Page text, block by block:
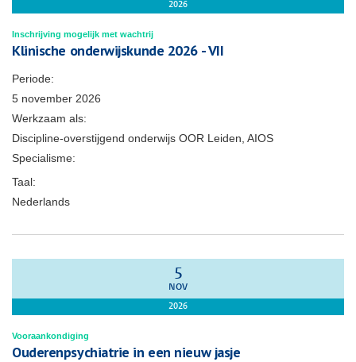
2026
Inschrijving mogelijk met wachtrij
Klinische onderwijskunde 2026 - VII
Periode:
5 november 2026
Werkzaam als:
Discipline-overstijgend onderwijs OOR Leiden, AIOS
Specialisme:
Taal:
Nederlands
5
NOV
2026
Vooraankondiging
Ouderenpsychiatrie in een nieuw jasje